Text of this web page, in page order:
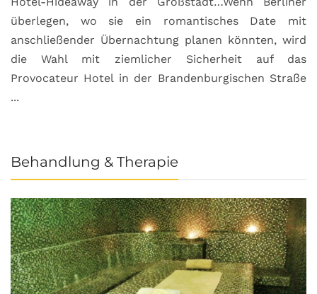
überlegen, wo sie ein romantisches Date mit
anschließender Übernachtung planen könnten, wird
die Wahl mit ziemlicher Sicherheit auf das
Provocateur Hotel in der Brandenburgischen Straße
...
Behandlung & Therapie